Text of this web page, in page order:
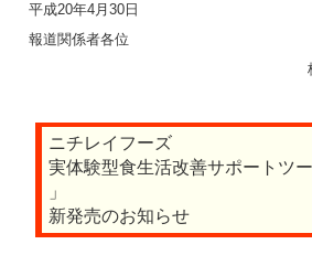
平成20年4月30日
報道関係者各位
ニチレイフーズ
実体験型食生活改善サポートツ
」
新発売のお知らせ